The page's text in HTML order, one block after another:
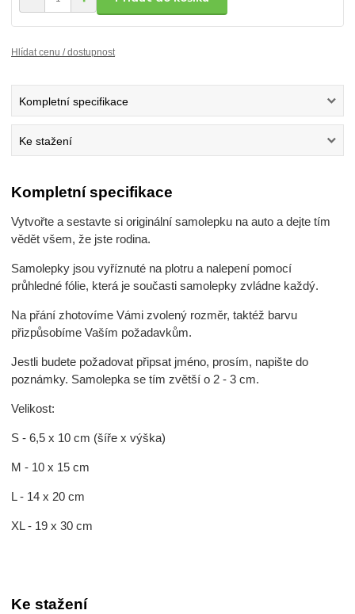
Hlídat cenu / dostupnost
Kompletní specifikace
Ke stažení
Kompletní specifikace
Vytvořte a sestavte si originální samolepku na auto a dejte tím
vědět všem, že jste rodina.
Samolepky jsou vyříznuté na plotru a nalepení pomocí
průhledné fólie, která je současti samolepky zvládne každý.
Na přání zhotovíme Vámi zvolený rozměr, taktéž barvu
přizpůsobíme Vaším požadavkům.
Jestli budete požadovat připsat jméno, prosím, napište do
poznámky. Samolepka se tím zvětší o 2 - 3 cm.
Velikost:
S - 6,5 x 10 cm (šíře x výška)
M - 10 x 15 cm
L - 14 x 20 cm
XL - 19 x 30 cm
Ke stažení